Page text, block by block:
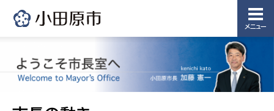
メニュー